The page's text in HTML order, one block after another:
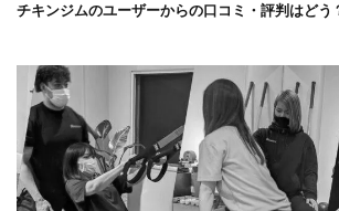
チキンジムのユーザーからの口コミ・評判はどう